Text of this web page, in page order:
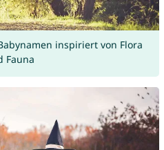
inspiriert von Flora
Fauna